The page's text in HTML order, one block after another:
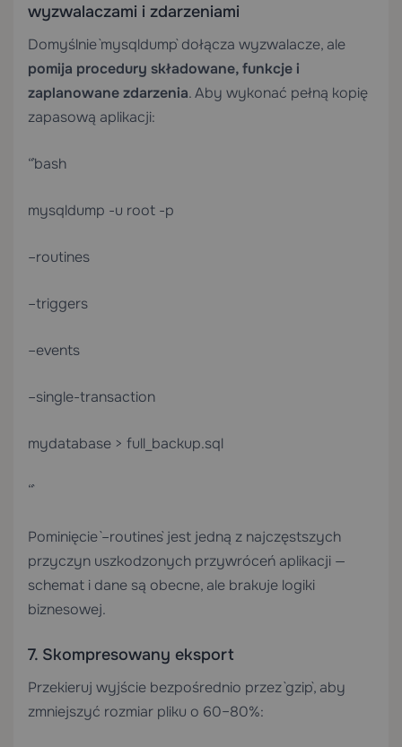
wyzwalaczami i zdarzeniami
Domyślnie `mysqldump` dołącza wyzwalacze, ale
pomija procedury składowane, funkcje i
zaplanowane zdarzenia. Aby wykonać pełną kopię
zapasową aplikacji:
“`bash
mysqldump -u root -p
–routines
–triggers
–events
–single-transaction
mydatabase > full_backup.sql
“`
Pominięcie `–routines` jest jedną z najczęstszych
przyczyn uszkodzonych przywróceń aplikacji —
schemat i dane są obecne, ale brakuje logiki
biznesowej.
7. Skompresowany eksport
Przekieruj wyjście bezpośrednio przez `gzip`, aby
zmniejszyć rozmiar pliku o 60–80%: